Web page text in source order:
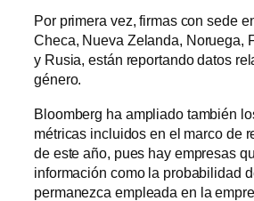
Por primera vez, firmas con sede
Checa, Nueva Zelanda, Noruega,
y Rusia, están reportando datos
género.
Bloomberg ha ampliado también
métricas incluidos en el marco de
de este año, pues hay empresas
información como la probabilidad
permanezca empleada en la